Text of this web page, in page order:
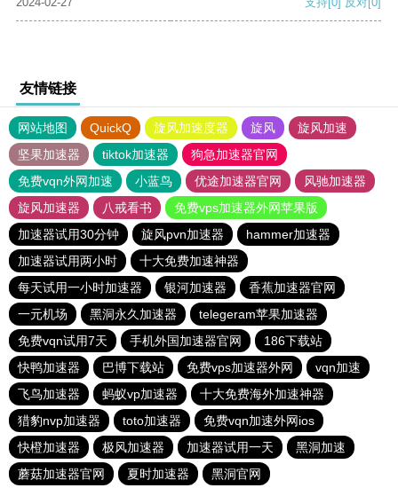
友情链接
网站地图 QuickQ 旋风加速度器 旋风
旋风加速
坚果加速器
tiktok加速器
狗急加速器官网
免费vqn外网加速
小蓝鸟 优途加速器官网
风驰加速器
旋风加速器
八戒看书
免费vps加速器外网苹果版
加速器试用30分钟
旋风pvn加速器
hammer加速器
加速器试用两小时
十大免费加速神器
每天试用一小时加速器
银河加速器
香蕉加速器官网
一元机场
黑洞永久加速器
telegeram苹果加速器
免费vqn试用7天
手机外国加速器官网
186下载站
快鸭加速器
巴博下载站 免费vps加速器外网
vqn加速
飞鸟加速器
蚂蚁vp加速器
十大免费海外加速神器
猎豹nvp加速器
toto加速器
免费vqn加速外网ios
快橙加速器
极风加速器 加速器试用一天
黑洞加速
蘑菇加速器官网
夏时加速器 黑洞官网